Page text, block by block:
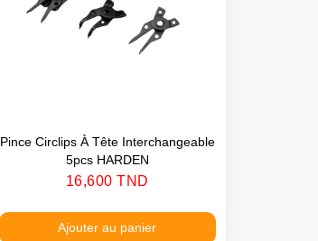
Pince Circlips À Tête Interchangeable
5pcs HARDEN
Prix
16,600 TND
Ajouter au panier